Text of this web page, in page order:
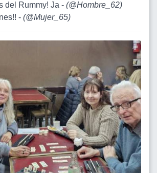
del Rummy! Ja - (@Hombre_62)
- (@Mujer_65)